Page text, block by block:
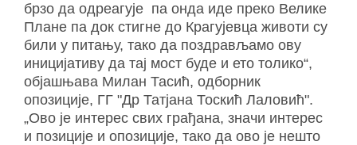
брзо да одреагује па онда иде преко Велике
Плане па док стигне до Крагујевца животи су
били у питању, тако да поздрављамо ову
иницијативу да тај мост буде и ето толико“,
објашњава Милан Тасић, одборник
опозиције, ГГ "Др Татјана Тоскић Лаловић".
„Ово је интерес свих грађана, значи интерес
и позиције и опозиције, тако да ово је нешто